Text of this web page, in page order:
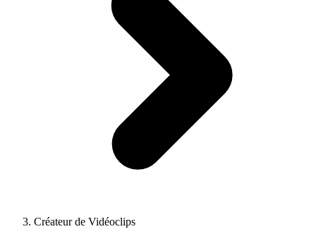
Créateur de Vidéoclips